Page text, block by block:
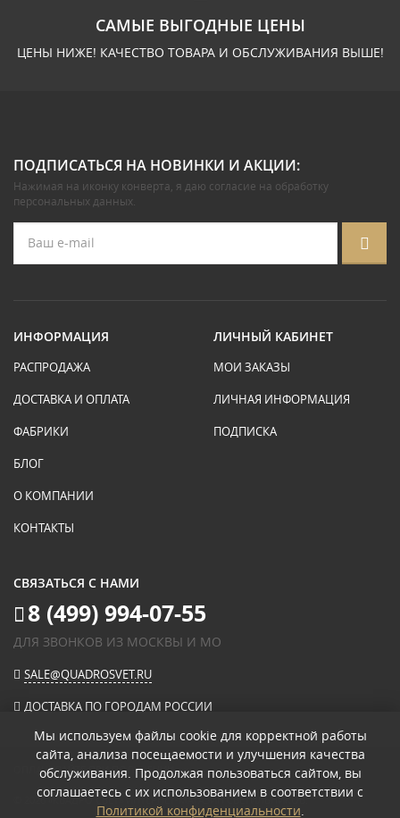
САМЫЕ ВЫГОДНЫЕ ЦЕНЫ
ЦЕНЫ НИЖЕ! КАЧЕСТВО ТОВАРА И ОБСЛУЖИВАНИЯ ВЫШЕ!
ПОДПИСАТЬСЯ НА НОВИНКИ И АКЦИИ:
Нажимая на иконку конверта, я даю согласие на обработку
персональных данных.
ИНФОРМАЦИЯ
РАСПРОДАЖА
ДОСТАВКА И ОПЛАТА
ФАБРИКИ
БЛОГ
О КОМПАНИИ
КОНТАКТЫ
ЛИЧНЫЙ КАБИНЕТ
МОИ ЗАКАЗЫ
ЛИЧНАЯ ИНФОРМАЦИЯ
ПОДПИСКА
СВЯЗАТЬСЯ С НАМИ
8 (499) 994-07-55
ДЛЯ ЗВОНКОВ ИЗ МОСКВЫ И МО
SALE@QUADROSVET.RU
ДОСТАВКА ПО ГОРОДАМ РОССИИ
ОПЛАЧИВАЙТЕ ПРИ ПОЛУЧЕНИИ
© 2026«КВАДРО СВЕТ» ИНТЕРНЕТ-МАГАЗИН СВЕТИЛЬНИКОВ.
Мы используем файлы cookie для корректной работы
сайта, анализа посещаемости и улучшения качества
обслуживания. Продолжая пользоваться сайтом, вы
соглашаетесь с их использованием в соответствии с
Политикой конфиденциальности.